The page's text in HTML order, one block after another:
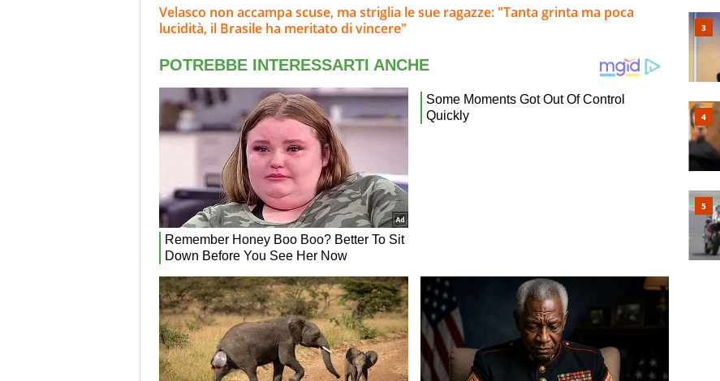
Velasco non accampa scuse, ma striglia le sue ragazze: "Tanta grinta ma poca
lucidità, il Brasile ha meritato di vincere"